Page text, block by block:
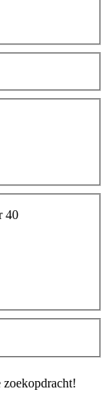
40
zoekopdracht!